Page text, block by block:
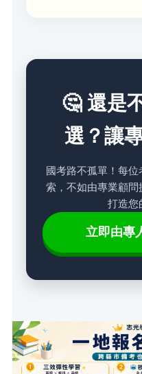
🤔 還是
選？讓
國考路不孤單！每
索，不如由專業顧問
打造您
立即由專